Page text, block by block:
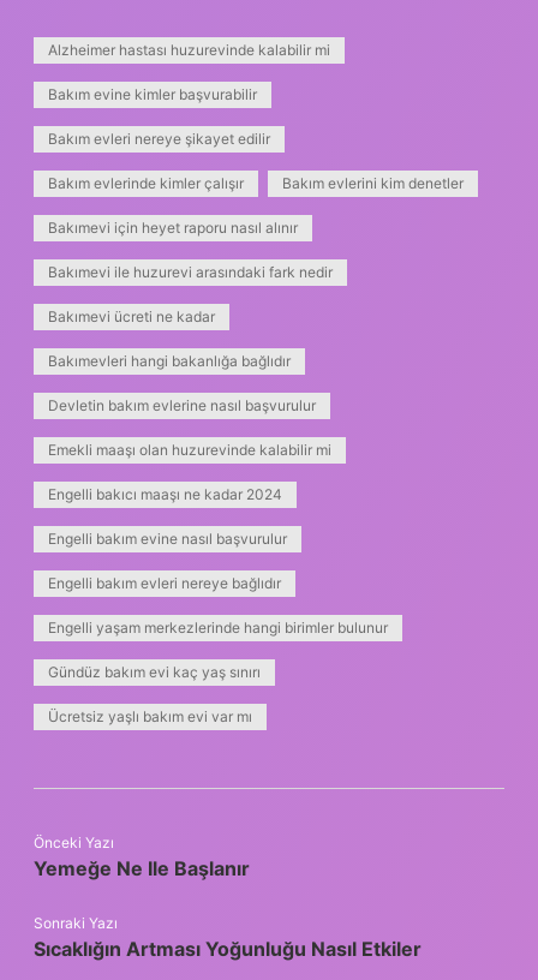
Alzheimer hastası huzurevinde kalabilir mi
Bakım evine kimler başvurabilir
Bakım evleri nereye şikayet edilir
Bakım evlerinde kimler çalışır Bakım evlerini kim denetler
Bakımevi için heyet raporu nasıl alınır
Bakımevi ile huzurevi arasındaki fark nedir
Bakımevi ücreti ne kadar
Bakımevleri hangi bakanlığa bağlıdır
Devletin bakım evlerine nasıl başvurulur
Emekli maaşı olan huzurevinde kalabilir mi
Engelli bakıcı maaşı ne kadar 2024
Engelli bakım evine nasıl başvurulur
Engelli bakım evleri nereye bağlıdır
Engelli yaşam merkezlerinde hangi birimler bulunur
Gündüz bakım evi kaç yaş sınırı
Ücretsiz yaşlı bakım evi var mı
Önceki Yazı
Yemeğe Ne Ile Başlanır
Sonraki Yazı
Sıcaklığın Artması Yoğunluğu Nasıl Etkiler